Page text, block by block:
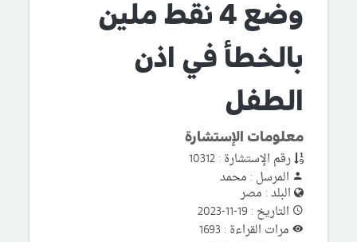
وضع 4 نقط ملين
بالخطأ في اذن
الطفل
معلومات الإستشارة
رقم الإستشارة : 10312
المرسل : محمد
البلد : مصر
التاريخ : 19-11-2023
مرات القراءة : 1693